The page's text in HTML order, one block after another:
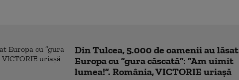
Din Tulcea, 5.000 de oamenii au lăsat
Europa cu ”gura căscată”: ”Am uimit
lumea!”. România, VICTORIE uriașă